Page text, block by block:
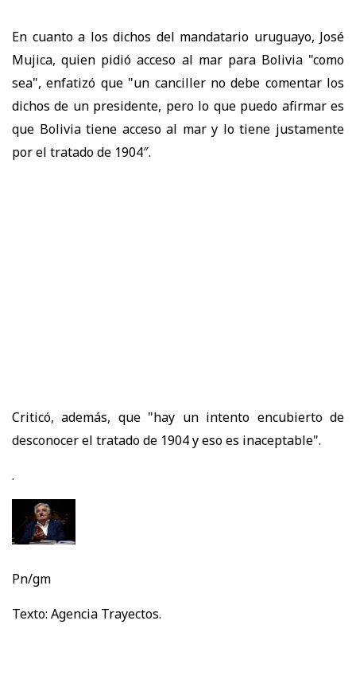
En cuanto a los dichos del mandatario uruguayo, José
Mujica, quien pidió acceso al mar para Bolivia "como
sea", enfatizó que "un canciller no debe comentar los
dichos de un presidente, pero lo que puedo afirmar es
que Bolivia tiene acceso al mar y lo tiene justamente
por el tratado de 1904″.
Criticó, además, que "hay un intento encubierto de
desconocer el tratado de 1904 y eso es inaceptable".
.
Pn/gm
Texto: Agencia Trayectos.